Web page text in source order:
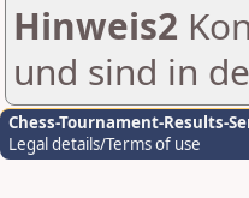
Hinweis2
und sind in
Chess-Tournament-Results-
Legal details/Terms of use